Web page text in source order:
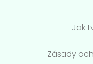
Jak
Zásady